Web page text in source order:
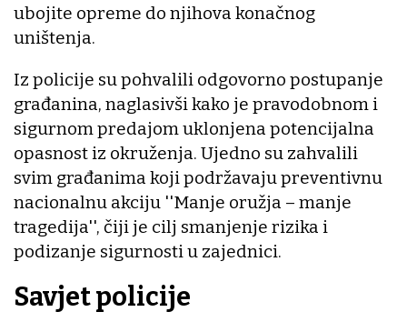
ubojite opreme do njihova konačnog
uništenja.
Iz policije su pohvalili odgovorno postupanje
građanina, naglasivši kako je pravodobnom i
sigurnom predajom uklonjena potencijalna
opasnost iz okruženja. Ujedno su zahvalili
svim građanima koji podržavaju preventivnu
nacionalnu akciju ''Manje oružja – manje
tragedija'', čiji je cilj smanjenje rizika i
podizanje sigurnosti u zajednici.
Savjet policije